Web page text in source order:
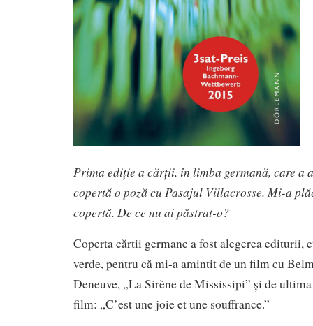
Prima ediție a cărții, în limba germană, care a
copertă o poză cu Pasajul Villacrosse. Mi-a
copertă. De ce nu ai păstrat-o?
Coperta cărtii germane a fost alegerea editurii,
verde, pentru că mi-a amintit de un film cu
Deneuve, „La Sirène de Mississipi” și de
film: „C’est une joie et une souffrance.”